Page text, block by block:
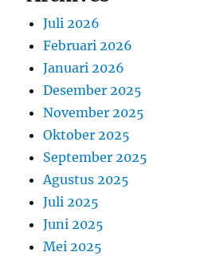
Juli 2026
Februari 2026
Januari 2026
Desember 2025
November 2025
Oktober 2025
September 2025
Agustus 2025
Juli 2025
Juni 2025
Mei 2025